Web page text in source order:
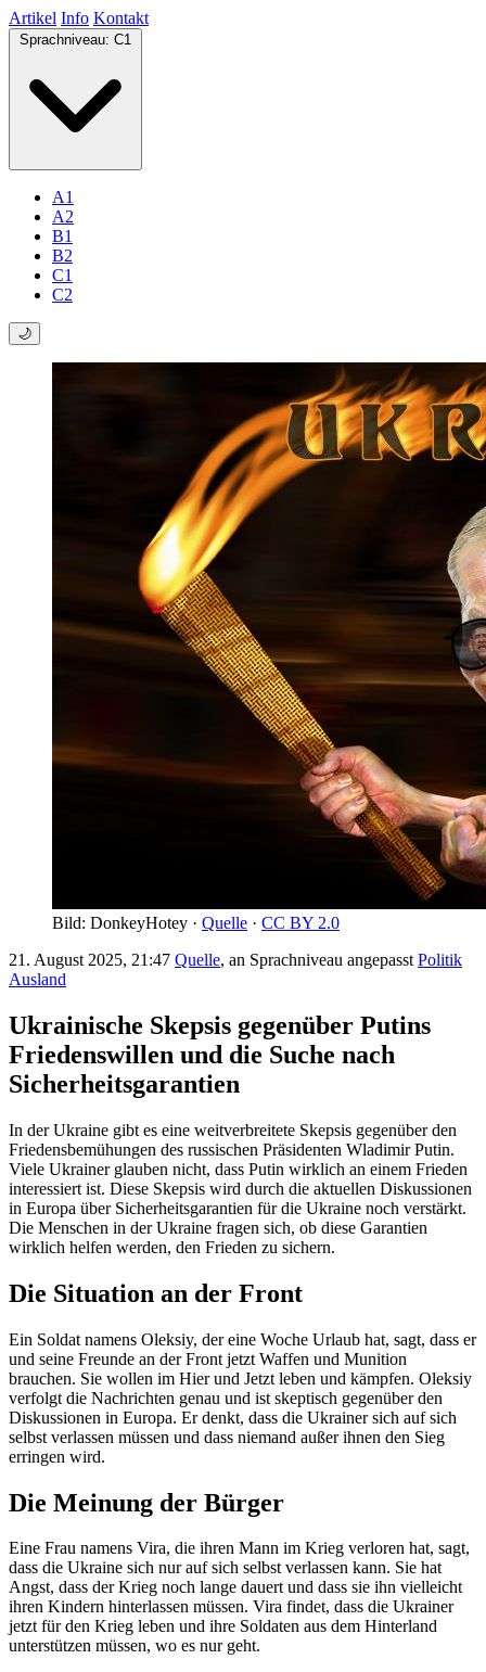
Artikel Info Kontakt
Sprachniveau: C1
A1
A2
B1
B2
C1
C2
🌙
Bild: DonkeyHotey · Quelle · CC BY 2.0
21. August 2025, 21:47 Quelle, an Sprachniveau angepasst Politik
Ausland
Ukrainische Skepsis gegenüber Putins
Friedenswillen und die Suche nach
Sicherheitsgarantien
In der Ukraine gibt es eine weitverbreitete Skepsis gegenüber den
Friedensbemühungen des russischen Präsidenten Wladimir Putin.
Viele Ukrainer glauben nicht, dass Putin wirklich an einem Frieden
interessiert ist. Diese Skepsis wird durch die aktuellen Diskussionen
in Europa über Sicherheitsgarantien für die Ukraine noch verstärkt.
Die Menschen in der Ukraine fragen sich, ob diese Garantien
wirklich helfen werden, den Frieden zu sichern.
Die Situation an der Front
Ein Soldat namens Oleksiy, der eine Woche Urlaub hat, sagt, dass er
und seine Freunde an der Front jetzt Waffen und Munition
brauchen. Sie wollen im Hier und Jetzt leben und kämpfen. Oleksiy
verfolgt die Nachrichten genau und ist skeptisch gegenüber den
Diskussionen in Europa. Er denkt, dass die Ukrainer sich auf sich
selbst verlassen müssen und dass niemand außer ihnen den Sieg
erringen wird.
Die Meinung der Bürger
Eine Frau namens Vira, die ihren Mann im Krieg verloren hat, sagt,
dass die Ukraine sich nur auf sich selbst verlassen kann. Sie hat
Angst, dass der Krieg noch lange dauert und dass sie ihn vielleicht
ihren Kindern hinterlassen müssen. Vira findet, dass die Ukrainer
jetzt für den Krieg leben und ihre Soldaten aus dem Hinterland
unterstützen müssen, wo es nur geht.